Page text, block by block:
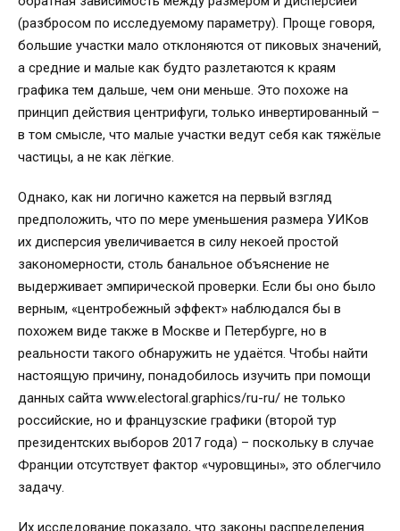
(разбросом по исследуемому параметру). Проще говоря,
большие участки мало отклоняются от пиковых значений,
а средние и малые как будто разлетаются к краям
графика тем дальше, чем они меньше. Это похоже на
принцип действия центрифуги, только инвертированный –
в том смысле, что малые участки ведут себя как тяжёлые
частицы, а не как лёгкие.
Однако, как ни логично кажется на первый взгляд
предположить, что по мере уменьшения размера УИКов
их дисперсия увеличивается в силу некоей простой
закономерности, столь банальное объяснение не
выдерживает эмпирической проверки. Если бы оно было
верным, «центробежный эффект» наблюдался бы в
похожем виде также в Москве и Петербурге, но в
реальности такого обнаружить не удаётся. Чтобы найти
настоящую причину, понадобилось изучить при помощи
данных сайта www.electoral.graphics/ru-ru/ не только
российские, но и французские графики (второй тур
президентских выборов 2017 года) – поскольку в случае
Франции отсутствует фактор «чуровщины», это облегчило
задачу.
Их исследование показало, что законы распределения